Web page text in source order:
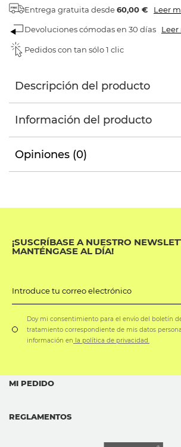
Entrega gratuita desde60,00 € Leer
Devoluciones cómodas en 30 días Leer
Pedidos con tan sólo 1 clic
Descripción del producto
Información del producto
Opiniones (0)
¡SUSCRÍBASE A NUESTRO
MANTÉNGASE AL DÍA!
Introduce tu correo electrónico
Doy mi consentimiento para el envío del boletín
tratamiento correspondiente de mis datos
información en la política de privacidad.
MI PEDIDO
REGLAMENTOS